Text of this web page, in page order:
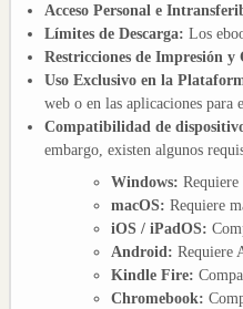
Acceso Personal e
Límites de Descarga: Los
Restricciones de Impresión y
Uso Exclusivo en la
web o en las aplicaciones
Compatibilidad de
embargo, existen algunos
Windows:
macOS: Requiere
iOS / iPadOS:
Android: Requiere
Kindle Fire:
Chromebook: